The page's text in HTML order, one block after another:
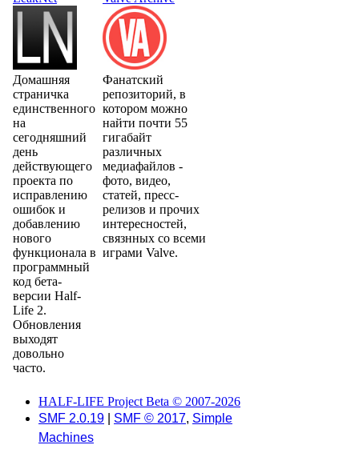
Домашняя
страничка
единственного
на
сегодняшний
день
действующего
проекта по
исправлению
ошибок и
добавлению
нового
функционала в
программный
код бета-
версии Half-
Life 2.
Обновления
выходят
довольно
часто.
Фанатский
репозиторий, в
котором можно
найти почти 55
гигабайт
различных
медиафайлов -
фото, видео,
статей, пресс-
релизов и прочих
интересностей,
связнных со всеми
играми Valve.
HALF-LIFE Project Beta © 2007-2026
SMF 2.0.19
SMF © 2017, Simple
Machines